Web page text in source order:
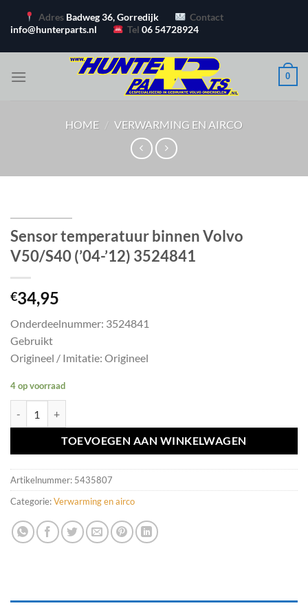
naar
Adres Badweg 36, Gorredijk
Contact
info@hunterparts.nl
Tel06 54728924
0
HOME / VERWARMING EN AIRCO
Sensor temperatuur binnen Volvo
V50/S40 (’04-’12) 3524841
€34,95
Onderdeelnummer: 3524841
Gebruikt
Origineel / Imitatie: Origineel
4 op voorraad
TOEVOEGEN AAN WINKELWAGEN
Artikelnummer: 5435807
Categorie:Verwarming en airco